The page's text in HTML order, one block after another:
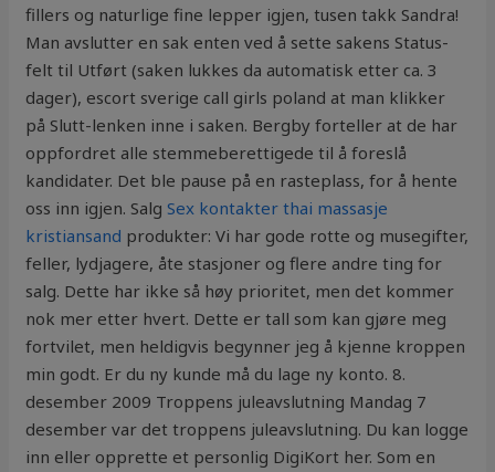
fillers og naturlige fine lepper igjen, tusen takk Sandra!
Man avslutter en sak enten ved å sette sakens Status-
felt til Utført (saken lukkes da automatisk etter ca. 3
dager), escort sverige call girls poland at man klikker
på Slutt-lenken inne i saken. Bergby forteller at de har
oppfordret alle stemmeberettigede til å foreslå
kandidater. Det ble pause på en rasteplass, for å hente
oss inn igjen. SalgSex kontakter thai massasje
kristiansand produkter: Vi har gode rotte og musegifter,
feller, lydjagere, åte stasjoner og flere andre ting for
salg. Dette har ikke så høy prioritet, men det kommer
nok mer etter hvert. Dette er tall som kan gjøre meg
fortvilet, men heldigvis begynner jeg å kjenne kroppen
min godt. Er du ny kunde må du lage ny konto. 8.
desember 2009 Troppens juleavslutning Mandag 7
desember var det troppens juleavslutning. Du kan logge
inn eller opprette et personlig DigiKort her. Som en